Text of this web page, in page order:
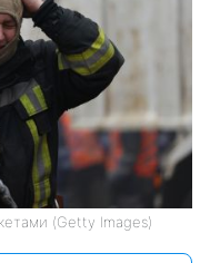
(Getty Images)